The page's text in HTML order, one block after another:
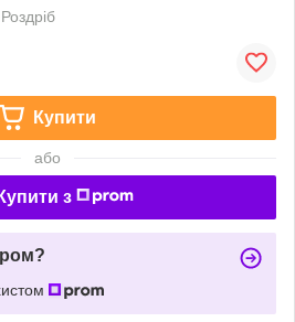
Роздріб
Купити
або
Купити з